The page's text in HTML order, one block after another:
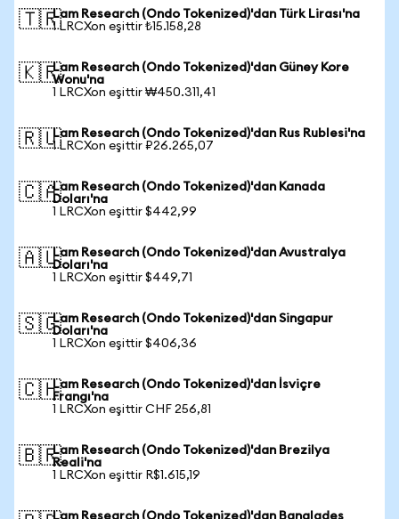
🇹🇷Lam Research (Ondo Tokenized)'dan Türk Lirası'na
1 LRCXon eşittir ₺15.158,28
🇰🇷Lam Research (Ondo Tokenized)'dan Güney Kore
Wonu'na
1 LRCXon eşittir ₩450.311,41
🇷🇺Lam Research (Ondo Tokenized)'dan Rus Rublesi'na
1 LRCXon eşittir ₽26.265,07
🇨🇦Lam Research (Ondo Tokenized)'dan Kanada
Doları'na
1 LRCXon eşittir $442,99
🇦🇺Lam Research (Ondo Tokenized)'dan Avustralya
Doları'na
1 LRCXon eşittir $449,71
🇸🇬Lam Research (Ondo Tokenized)'dan Singapur
Doları'na
1 LRCXon eşittir $406,36
🇨🇭Lam Research (Ondo Tokenized)'dan İsviçre
Frangı'na
1 LRCXon eşittir CHF 256,81
🇧🇷Lam Research (Ondo Tokenized)'dan Brezilya
Reali'na
1 LRCXon eşittir R$1.615,19
Lam Research (Ondo Tokenized)'dan Bangladeş